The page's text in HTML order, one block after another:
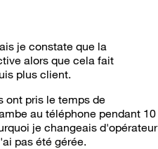
je constate que la
alors que cela fait
plus client.
ont pris le temps de
au téléphone pendant 10
je changeais d'opérateur
pas été gérée.